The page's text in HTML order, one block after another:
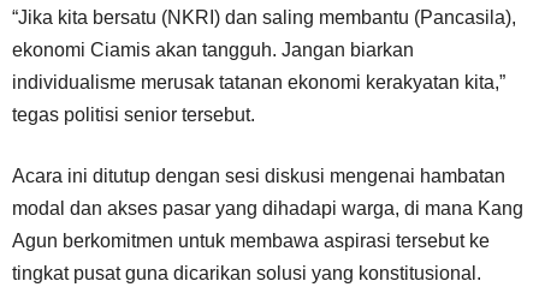
“Jika kita bersatu (NKRI) dan saling membantu (Pancasila),
ekonomi Ciamis akan tangguh. Jangan biarkan
individualisme merusak tatanan ekonomi kerakyatan kita,”
tegas politisi senior tersebut.
Acara ini ditutup dengan sesi diskusi mengenai hambatan
modal dan akses pasar yang dihadapi warga, di mana Kang
Agun berkomitmen untuk membawa aspirasi tersebut ke
tingkat pusat guna dicarikan solusi yang konstitusional.